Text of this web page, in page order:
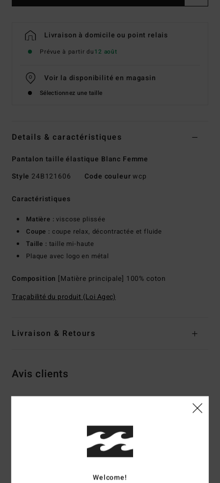
Livraison à domicile ou point relais
Prévue à partir du12 août
Voir la disponibilité en magasin
Sélectionnez une taille
Details & caractéristiques
Pantalon taille élastique Blanc Femme
Style 24B121606 Code couleurwcp
Caractéristiques
Matière :viscose plissée
Coupe : coupe relax, décontractée et fluide
Taille : taille mi-haute
Plaque avec logo en métal
Composition [Matière principale] 100% coton
Traçabilité du produit (Loi Agec)
Livraison & Retours
Avis clients
4.5/5
100% de nos clients recommandent ce produit
Welcome!